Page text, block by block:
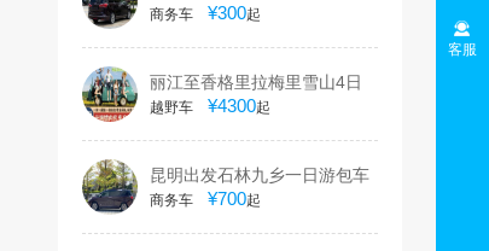
商务车 ¥300起
丽江至香格里拉梅里雪山4日
游包车
越野车 ¥4300起
昆明出发石林九乡一日游包车
商务车 ¥700起
客服